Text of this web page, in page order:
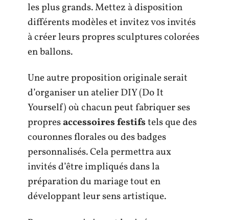
les plus grands. Mettez à disposition
différents modèles et invitez vos invités
à créer leurs propres sculptures colorées
en ballons.
Une autre proposition originale serait
d’organiser un atelier DIY (Do It
Yourself) où chacun peut fabriquer ses
propresaccessoires festifstels que des
couronnes florales ou des badges
personnalisés. Cela permettra aux
invités d’être impliqués dans la
préparation du mariage tout en
développant leur sens artistique.